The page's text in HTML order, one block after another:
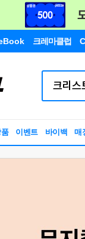
크레마클럽
이벤트 바이백 매